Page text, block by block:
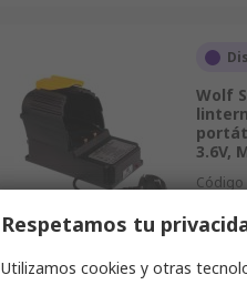
Wolf
3.6V,
Código
Respetamos tu
Utilizamos cookies y otras